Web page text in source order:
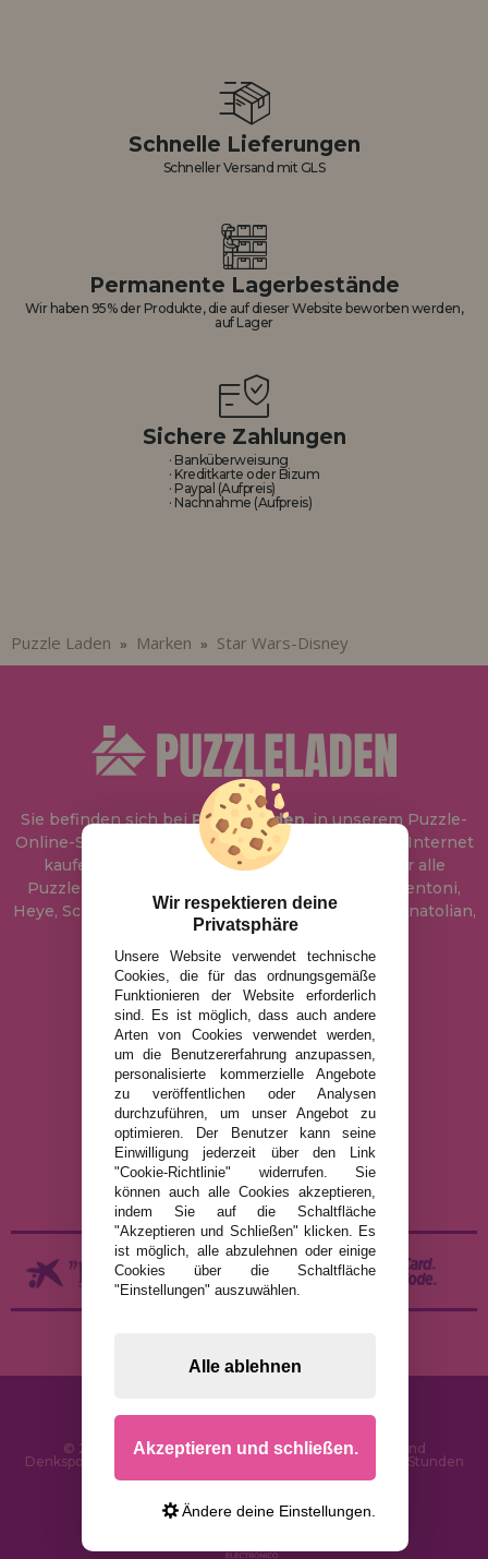
Schnelle Lieferungen
Schneller Versand mit GLS
Permanente Lagerbestände
Wir haben 95% der Produkte, die auf dieser Website beworben werden,
auf Lager
Sichere Zahlungen
· Banküberweisung
· Kreditkarte oder Bizum
· Paypal (Aufpreis)
· Nachnahme (Aufpreis)
Puzzle Laden » Marken » Star Wars-Disney
Sie befinden sich beiPuzzle Laden, in unserem Puzzle-
Online-Shop, wo Sie Puzzle zum besten Preis im Internet
kaufen können. In unserem Katalog führen wir alle
Puzzles der Marken Educa, Ravensburger, Clementoni,
Heye, Schmidt, Castorland, Jumbo, Trefl, Piatnik, Anatolian,
Art Puzzle, Gibsons und viele mehr.
info@puzzleladen.de
RECHTLICHE HINWEISE
DATENSCHUTZRICHTLINIE
COOKIE-RICHTLINIE
VERSAND UND RÜCKGABE
RÜCKGABE / WIDERRUF
© 2026 PuzzleLaden.de - Online-Shop für Puzzles und
Denksportaufgaben im Internet. Schnelle Lieferung in 24 Stunden
Wir respektieren deine
Privatsphäre
Unsere Website verwendet technische
Cookies, die für das ordnungsgemäße
Funktionieren der Website erforderlich
sind. Es ist möglich, dass auch andere
Arten von Cookies verwendet werden,
um die Benutzererfahrung anzupassen,
personalisierte kommerzielle Angebote
zu veröffentlichen oder Analysen
durchzuführen, um unser Angebot zu
optimieren. Der Benutzer kann seine
Einwilligung jederzeit über den Link
"Cookie-Richtlinie" widerrufen. Sie
können auch alle Cookies akzeptieren,
indem Sie auf die Schaltfläche
"Akzeptieren und Schließen" klicken. Es
ist möglich, alle abzulehnen oder einige
Cookies über die Schaltfläche
"Einstellungen" auszuwählen.
Alle ablehnen
Akzeptieren und schließen.
Ändere deine Einstellungen.